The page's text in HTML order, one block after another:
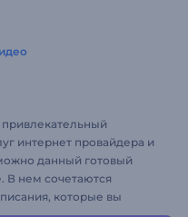
интернет провайдера и
данный готовый
В нем сочетаются
которые вы